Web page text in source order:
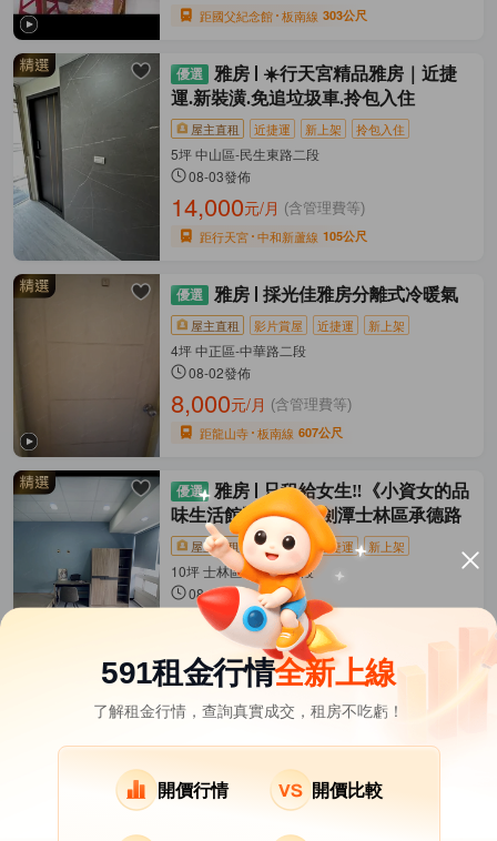
距國父紀念館 板南線 303公尺
雅房
☀️行天宮精品雅房｜近捷
運.新裝潢.免追垃圾車.拎包入住
屋主直租 近捷運 新上架 拎包入住
5坪 中山區-民生東路二段
08-03發佈
14,000元/月 (含管理費等)
距行天宮 中和新蘆線 105公尺
雅房 採光佳雅房分離式冷暖氣
屋主直租 影片賞屋 近捷運 新上架
4坪 中正區-中華路二段
08-02發佈
8,000元/月 (含管理費等)
距龍山寺 板南線 607公尺
雅房
只租給女生‼️《小資女的品
味生活館》超CP值劍潭士林區承德路
屋主直租 影片賞屋 近捷運 新上架
10坪 士林區-承德路四段
08-02發佈
9,000元/月 (含水費等)
距劍潭 淡水信義線 631公尺
其它租屋 熱門在租社區
北投區租屋
591租金行情全新上線
了解租金行情，查詢真實成交，租房不吃虧！
開價行情 開價比較